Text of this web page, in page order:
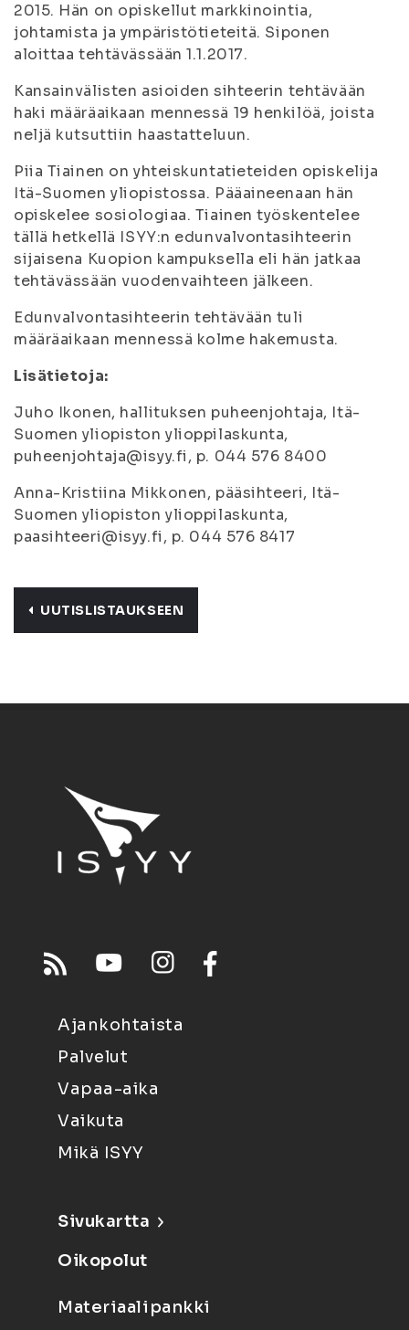
2015. Hän on opiskellut markkinointia,
johtamista ja ympäristötieteitä. Siponen
aloittaa tehtävässään 1.1.2017.
Kansainvälisten asioiden sihteerin tehtävään
haki määräaikaan mennessä 19 henkilöä, joista
neljä kutsuttiin haastatteluun.
Piia Tiainen on yhteiskuntatieteiden opiskelija
Itä-Suomen yliopistossa. Pääaineenaan hän
opiskelee sosiologiaa. Tiainen työskentelee
tällä hetkellä ISYY:n edunvalvontasihteerin
sijaisena Kuopion kampuksella eli hän jatkaa
tehtävässään vuodenvaihteen jälkeen.
Edunvalvontasihteerin tehtävään tuli
määräaikaan mennessä kolme hakemusta.
Lisätietoja:
Juho Ikonen, hallituksen puheenjohtaja, Itä-
Suomen yliopiston ylioppilaskunta,
puheenjohtaja@isyy.fi, p. 044 576 8400
Anna-Kristiina Mikkonen, pääsihteeri, Itä-
Suomen yliopiston ylioppilaskunta,
paasihteeri@isyy.fi, p. 044 576 8417
UUTISLISTAUKSEEN
Ajankohtaista
Palvelut
Vapaa-aika
Vaikuta
Mikä ISYY
Sivukartta
Oikopolut
Materiaalipankki